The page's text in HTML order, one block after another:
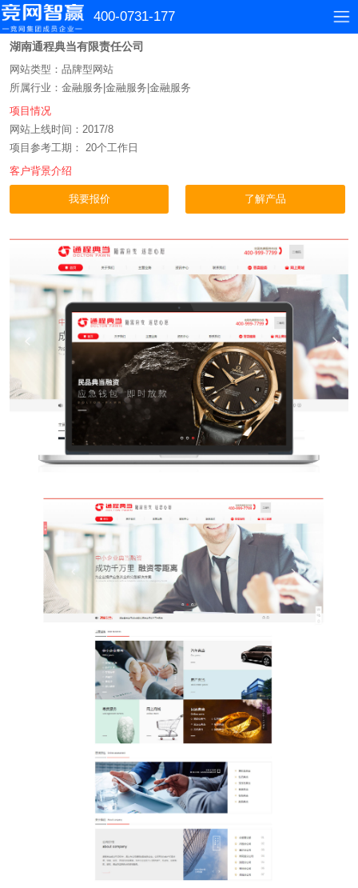
400-0731-177
湖南通程典当有限责任公司
网站类型：品牌型网站
所属行业：金融服务|金融服务|金融服务
项目情况
网站上线时间：2017/8
项目参考工期： 20个工作日
客户背景介绍
我要报价
了解产品